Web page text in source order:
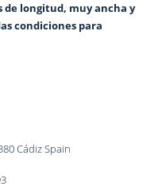
de longitud, muy ancha y
condiciones para
Cádiz Spain